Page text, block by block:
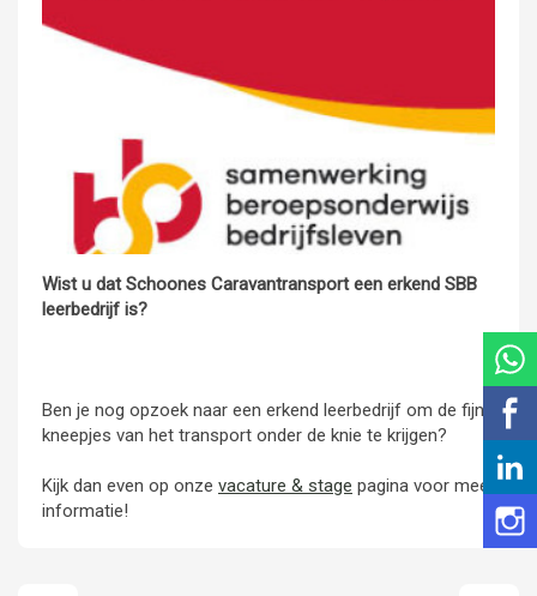
Wist u dat Schoones Caravantransport een erkend SBB
leerbedrijf is?
Ben je nog opzoek naar een erkend leerbedrijf om de fijne
kneepjes van het transport onder de knie te krijgen?
Kijk dan even op onze vacature & stage pagina voor meer
informatie!